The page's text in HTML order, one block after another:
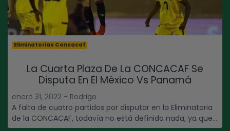
Eliminatorias Concacaf
La Cuarta Plaza De La CONCACAF Se
Disputa En El México Vs Panamá
enero 31, 2022 - Rodrigo
A falta de cuatro partidos por disputar en la Eliminatoria
de la CONCACAF, todavía no está definido nada, ya que...